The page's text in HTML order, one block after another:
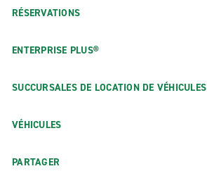
RÉSERVATIONS
ENTERPRISE PLUS®
SUCCURSALES DE LOCATION DE VÉHICULES
VÉHICULES
PARTAGER